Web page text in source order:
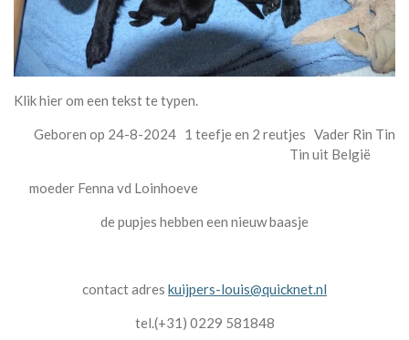
Klik hier om een tekst te typen.
Geboren op 24-8-2024 1 teefje en 2 reutjes Vader Rin Tin
Tin uit België
moeder Fenna vd Loinhoeve
de pupjes hebben een nieuw baasje
contact adres kuijpers-louis@quicknet.nl
tel.(+31) 0229 581848